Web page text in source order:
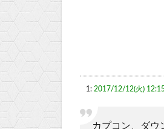
1: 2017/12/12(火)
カプコン、ダウ